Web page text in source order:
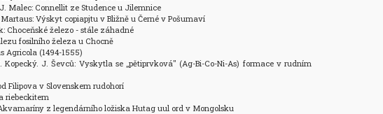
J. Malec: Connellit ze Studence u Jilemnice
Martaus: Výskyt copiapjtu v Bližně u Černé v Pošumaví
Choceňské železo - stále záhadné
fosilního železa u Chocně
Agricola (1494-1555)
Kopecký. J. Ševců: Vyskytla se „pětiprvková" (Ag-Bi-Co-Ni-As) formace v rudním
Filipova v Slovenskem rudohorí
riebeckitem
z legendárního ložiska Hutag uul ord v Mongolsku